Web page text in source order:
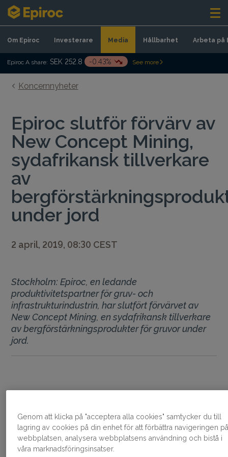
Skip to content
Om Epiroc Investerare Media Hållbarhet Arbeta på
Epiroc A share: SEK 252.8 -0.43% See more
Koncernnyheter
Epiroc slutför förvärv av
New Concept Mining,
sydafrikansk tillverkare
av
under jord
2 april, 2019, 08:30 CEST
Stockholm: Epiroc, en ledande
produktivitetspartner för gruv- och
infrastrukturindustrin, har slutfört förvärvet av
New Concept Mining, en sydafrikansk tillverkare
av bergförstärkningsprodukter för gruvor under
jord.
Genom att klicka på "acceptera alla cookies" samtycker du till
lagring av cookies på din enhet för att förbättra navigeringen
webbplatsen, analysera webbplatsens användning och bistå i
våra marknadsföringsinsatser.